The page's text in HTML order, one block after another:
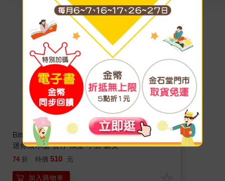
【正版授權商品】
Bitty Pop 迷你公仔4入收藏組 蝙蝠俠 85週年 附
迷你展示盒 公仔 模型 小丑 貓女
74 折 特價 510 元
加入購物車